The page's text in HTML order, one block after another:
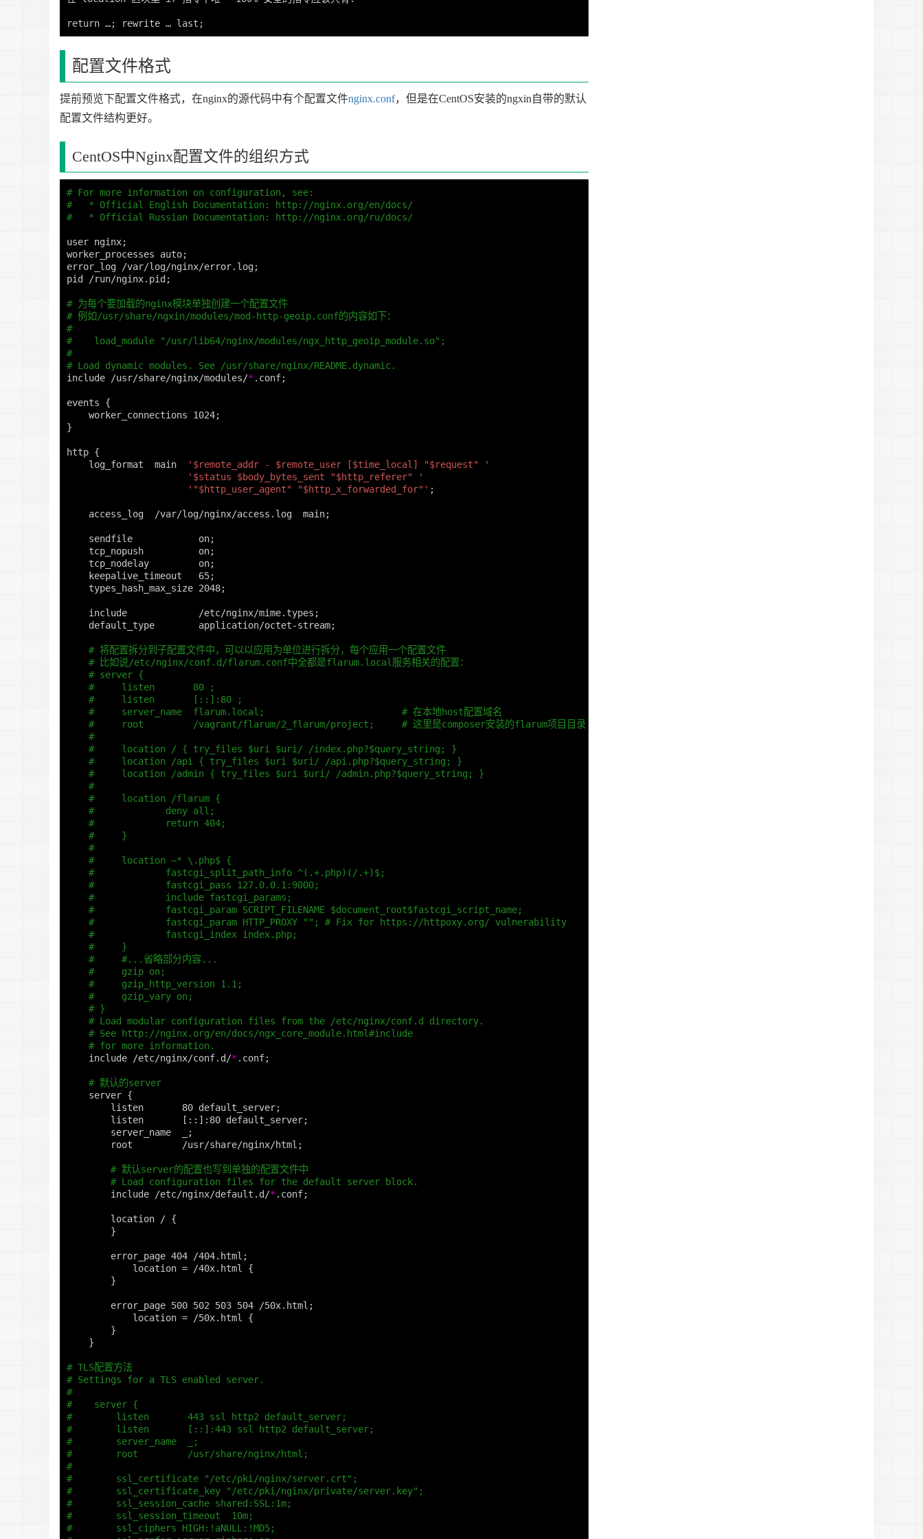
配置文件格式
提前预览下配置文件格式，在nginx的源代码中有个配置文件nginx.conf，但是在CentOS安装的ngxin自带的默认
配置文件结构更好。
CentOS中Nginx配置文件的组织方式
# For more information on configuration, see:
#   * Official English Documentation: http://nginx.org/en/docs/
#   * Official Russian Documentation: http://nginx.org/ru/docs/
user nginx;
worker_processes auto;
error_log /var/log/nginx/error.log;
pid /run/nginx.pid ;
# 为每个要加载的nginx模块单独创建一个配置文件
# 例如/usr/share/ngxin/modules/mod-http-geoip.conf的内容如下：
#
#    load_module "/usr/lib64/nginx/modules/ngx_http_geoip_module.so";
#
# Load dynamic modules. See /usr/share/nginx/README.dynamic.
include /usr/share/nginx/modules/*.conf;
events {
    worker_connections 1024
;
}
http {
    log_format  main
'$remote_addr - $remote_user [$time_local] "$request" '
'$status $body_bytes_sent "$http_referer" '
'"$http_user_agent" "$http_x_forwarded_for"' ;
    access_log  /var/log/nginx/access.log  main
;
    sendfile            on
;
    tcp_nopush          on
;
    tcp_nodelay         on
;
    keepalive_timeout   65
;
    types_hash_max_size 2048
;
    include             /etc/nginx/mime.types
;
    default_type        application/octet-stream
;
# 将配置拆分到子配置文件中，可以以应用为单位进行拆分，每个应用一个配置文件
# 比如说/etc/nginx/conf.d/flarum.conf中全都是flarum.local服务相关的配置：
# server {
#     listen       80 ;
#     listen       [::]:80 ;
#     server_name  flarum.local;                         # 在本地host配置域名
#     root         /vagrant/flarum/2_flarum/project;     # 这里是composer安装的flarum项目目录
#
#     location / { try_files $uri $uri/ /index.php?$query_string; }
#     location /api { try_files $uri $uri/ /api.php?$query_string; }
#     location /admin { try_files $uri $uri/ /admin.php?$query_string; }
#
#     location /flarum {
#             deny all;
#             return 404;
#     }
#
#     location ~* \.php$ {
#             fastcgi_split_path_info ^(.+.php)(/.+)$;
#             fastcgi_pass 127.0.0.1:9000;
#             include fastcgi_params;
#             fastcgi_param SCRIPT_FILENAME $document_root$fastcgi_script_name;
#             fastcgi_param HTTP_PROXY ""; # Fix for https://httpoxy.org/ vulnerability
#             fastcgi_index index.php;
#     }
#     #...省略部分内容...
#     gzip on;
#     gzip_http_version 1.1;
#     gzip_vary on;
# }
# Load modular configuration files from the /etc/nginx/conf.d directory.
# See http://nginx.org/en/docs/ngx_core_module.html#include
# for more information.
    include /etc/nginx/conf.d/
*.conf;
# 默认的server
    server
{
        listen       80 default_server
;
        listen
[ ::]:80 default_server;
        server_name  _
;
        root         /usr/share/nginx/html
;
# 默认server的配置也写到单独的配置文件中
# Load configuration files for the default server block.
        include /etc/nginx/default.d/
*.conf;
        location /
{
}
        error_page 404 /404.html
;
            location
= /40x.html {
}
        error_page 500 502 503 504 /50x.html
;
            location
= /50x.html {
}
}
# TLS配置方法
# Settings for a TLS enabled server.
#
#    server {
#        listen       443 ssl http2 default_server;
#        listen       [::]:443 ssl http2 default_server;
#        server_name  _;
#        root         /usr/share/nginx/html;
#
#        ssl_certificate "/etc/pki/nginx/server.crt";
#        ssl_certificate_key "/etc/pki/nginx/private/server.key";
#        ssl_session_cache shared:SSL:1m;
#        ssl_session_timeout  10m;
#        ssl_ciphers HIGH:!aNULL:!MD5;